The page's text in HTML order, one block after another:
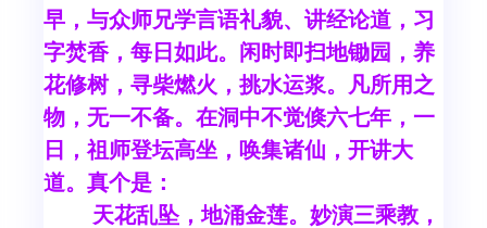
早，与众师兄学言语礼貌、讲经论道，习
字焚香，每日如此。闲时即扫地锄园，养
花修树，寻柴燃火，挑水运浆。凡所用之
物，无一不备。在洞中不觉倏六七年，一
日，祖师登坛高坐，唤集诸仙，开讲大
道。真个是：
天花乱坠，地涌金莲。妙演三乘教，